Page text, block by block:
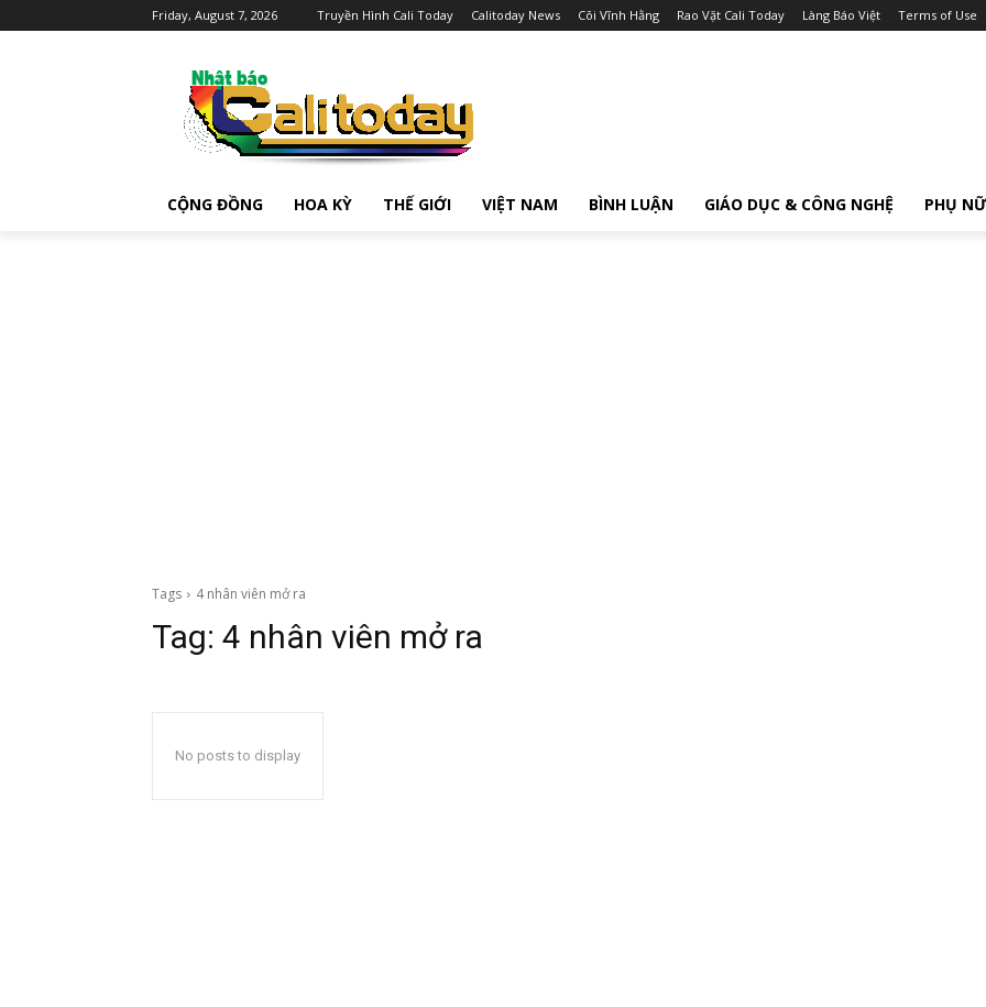
Friday, August 7, 2026 Truyền Hình Cali Today Calitoday News Cõi Vĩnh Hằng Rao Vặt Cali Today Làng Báo Việt Terms of Use
CỘNG ĐỒNG HOA KỲ THẾ GIỚI VIỆT NAM BÌNH LUẬN GIÁO DỤC & CÔNG NGHỆ PHỤ NỮ
Tags 4 nhân viên mở ra
Tag: 4 nhân viên mở ra
No posts to display